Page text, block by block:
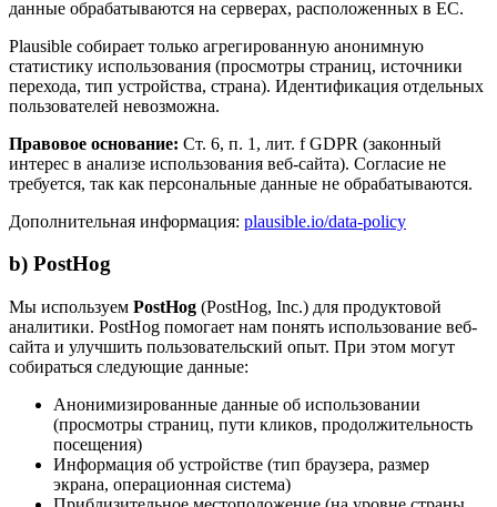
данные обрабатываются на серверах, расположенных в ЕС.
Plausible собирает только агрегированную анонимную
статистику использования (просмотры страниц, источники
перехода, тип устройства, страна). Идентификация отдельных
пользователей невозможна.
Правовое основание: Ст. 6, п. 1, лит. f GDPR (законный
интерес в анализе использования веб-сайта). Согласие не
требуется, так как персональные данные не обрабатываются.
Дополнительная информация: plausible.io/data-policy
b) PostHog
Мы используем PostHog (PostHog, Inc.) для продуктовой
аналитики. PostHog помогает нам понять использование веб-
сайта и улучшить пользовательский опыт. При этом могут
собираться следующие данные:
Анонимизированные данные об использовании
(просмотры страниц, пути кликов, продолжительность
посещения)
Информация об устройстве (тип браузера, размер
экрана, операционная система)